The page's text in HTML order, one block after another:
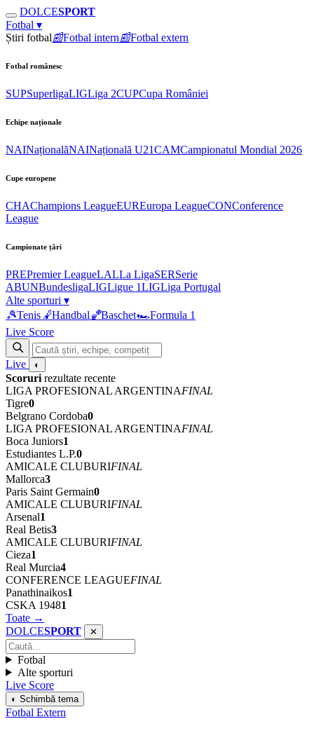
DOLCESPORT
Fotbal ▾
Știri fotbal📰Fotbal intern📰Fotbal extern
Fotbal românesc
SUPSuperligaLIGLiga 2CUPCupa României
Echipe naționale
NAINaționalăNAINațională U21CAMCampionatul Mondial 2026
Cupe europene
CHAChampions LeagueEUREuropa LeagueCONConference
League
Campionate țări
PREPremier LeagueLALLa LigaSERSerie
ABUNBundesligaLIGLigue 1LIGLiga Portugal
Alte sporturi ▾
🎾Tenis 🤾Handbal🏀Baschet🏎Formula 1
Live Score
Live ◐
Scoruri rezultate recente
LIGA PROFESIONAL ARGENTINAFINAL
Tigre0
Belgrano Cordoba0
LIGA PROFESIONAL ARGENTINAFINAL
Boca Juniors1
Estudiantes L.P.0
AMICALE CLUBURIFINAL
Mallorca3
Paris Saint Germain0
AMICALE CLUBURIFINAL
Arsenal1
Real Betis3
AMICALE CLUBURIFINAL
Cieza1
Real Murcia4
CONFERENCE LEAGUEFINAL
Panathinaikos1
CSKA 19481
Toate →
DOLCESPORT ✕
Fotbal
Alte sporturi
Live Score
◐ Schimbă tema
Fotbal Extern